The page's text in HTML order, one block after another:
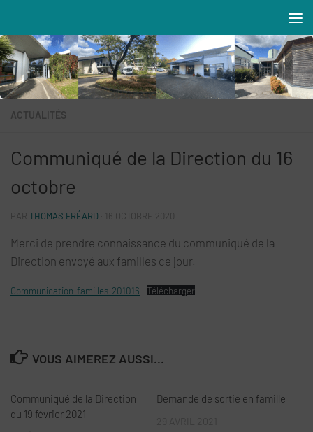
Résidences MAREVA
ACTUALITÉS
Communiqué de la Direction du 16
octobre
THOMAS FRÉARD 16 OCTOBRE 2020
Merci de prendre connaissance du communiqué de la
Direction envoyé aux familles ce jour.
Communication-familles-201016 Télécharger
VOUS AIMEREZ AUSSI...
Communiqué de la Direction
du 19 février 2021
Demande de sortie en famille